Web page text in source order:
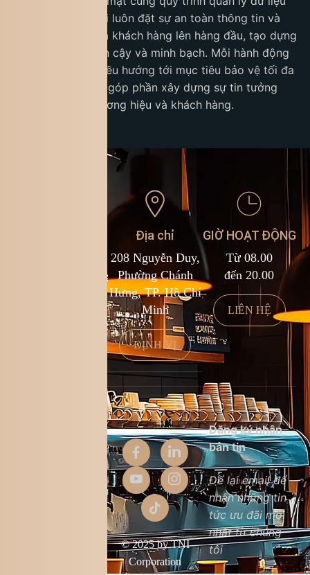
cá nhân. Chúng tôi luôn đặt sự an toàn thông tin và
quyền riêng tư của khách hàng lên hàng đầu, tạo dựng
một môi trường tin cậy và minh bạch. Mỗi hành động
của King Coffee đều hướng tới mục tiêu bảo vệ tối đa
thông tin cá nhân, góp phần xây dựng sự tin tưởng
bền vững giữa thương hiệu và khách hàng.
kcf.franchise@kingcoffee.com
Địa chỉ
208 Nguyễn Duy,
Phường Chánh
Hưng, TP. Hồ Chí
Minh
ĐỊNH VỊ
GIỜ HOẠT ĐỘNG
Từ 08.00
đến 20.00
LIÊN HỆ
© 2025 by TNI
Corporation
Đăng ký nhận
bản tin
Để lại email để
nhận những tin
tức ưu đãi mới
nhất từ chúng
tôi